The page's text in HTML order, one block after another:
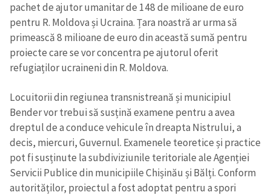
pachet de ajutor umanitar de 148 de milioane de euro
pentru R. Moldova și Ucraina. Țara noastră ar urma să
primească 8 milioane de euro din această sumă pentru
proiecte care se vor concentra pe ajutorul oferit
refugiaților ucraineni din R. Moldova.
Locuitorii din regiunea transnistreană și municipiul
Bender vor trebui să susțină examene pentru a avea
dreptul de a conduce vehicule în dreapta Nistrului, a
decis, miercuri, Guvernul. Examenele teoretice și practice
pot fi susținute la subdiviziunile teritoriale ale Agenției
Servicii Publice din municipiile Chișinău și Bălți. Conform
autorităților, proiectul a fost adoptat pentru a spori